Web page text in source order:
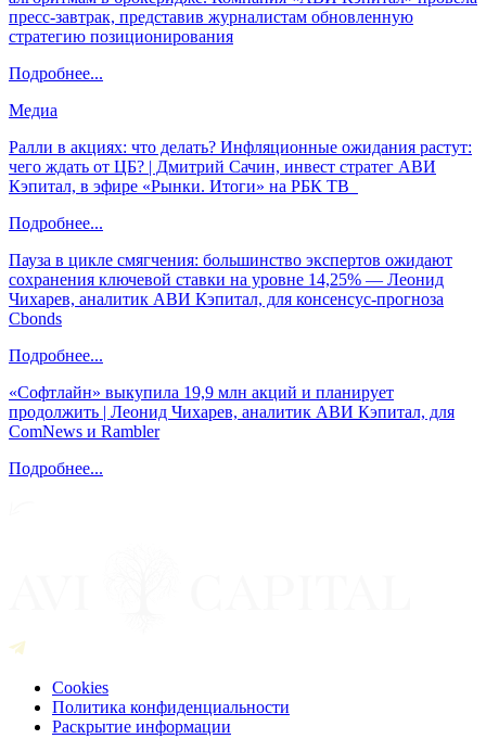
пресс-завтрак, представив журналистам обновленную
стратегию позиционирования
Подробнее...
Медиа
Ралли в акциях: что делать? Инфляционные ожидания растут:
чего ждать от ЦБ? | Дмитрий Сачин, инвест стратег АВИ
Кэпитал, в эфире «Рынки. Итоги» на РБК ТВ
Подробнее...
Пауза в цикле смягчения: большинство экспертов ожидают
сохранения ключевой ставки на уровне 14,25% — Леонид
Чихарев, аналитик АВИ Кэпитал, для консенсус-прогноза
Cbonds
Подробнее...
«Софтлайн» выкупила 19,9 млн акций и планирует
продолжить | Леонид Чихарев, аналитик АВИ Кэпитал, для
ComNews и Rambler
Подробнее...
Cookies
Политика конфиденциальности
Раскрытие информации